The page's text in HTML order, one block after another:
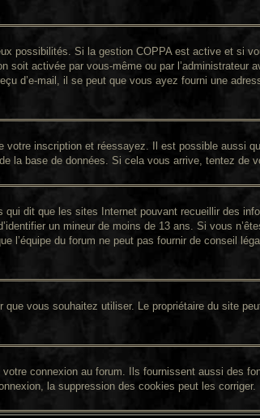
possibilités. Si la gestion COPPA est active et si
activée par vous-même ou par
d’e-mail, il se peut que vous ayez fourni une
votre inscription et réessayez. Il est possible aussi
la base de données. Si cela vous arrive, tentez de
qui dit que les sites Internet pouvant recueillir des
un mineur de moins de 13 ans. Si vous
l’équipe du forum ne peut pas fournir de conseil
vous souhaitez utiliser. Le propriétaire du site
connexion au forum. Ils fournissent aussi des
la suppression des cookies peut les corriger.